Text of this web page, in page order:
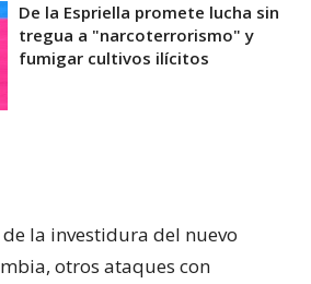
De la Espriella promete lucha sin
tregua a "narcoterrorismo" y
fumigar cultivos ilícitos
la investidura del nuevo
otros ataques con